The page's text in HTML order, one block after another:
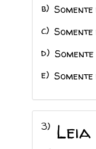
b)
c)
d)
e)
3)